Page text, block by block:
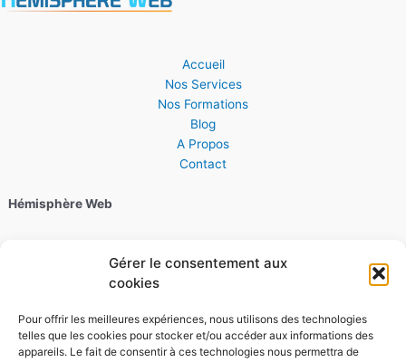
Gérer le consentement aux
cookies
Pour offrir les meilleures expériences, nous utilisons des technologies
telles que les cookies pour stocker et/ou accéder aux informations des
appareils. Le fait de consentir à ces technologies nous permettra de
Accueil
Nos Services
Nos Formations
Blog
A Propos
Contact
Hémisphère Web
4 Quai Kellermann, 67000 Strasbourg
Horaires :